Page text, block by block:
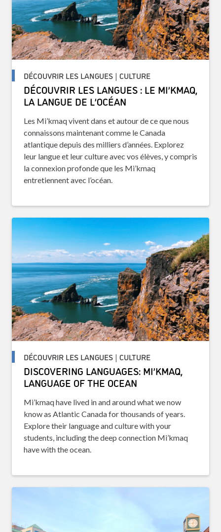
DÉCOUVRIR LES LANGUES | CULTURE
DÉCOUVRIR LES LANGUES : LE MI’KMAQ,
LA LANGUE DE L’OCÉAN
Les Mi’kmaq vivent dans et autour de ce que nous
connaissons maintenant comme le Canada
atlantique depuis des milliers d’années. Explorez
leur langue et leur culture avec vos élèves, y compris
la connexion profonde que les Mi’kmaq
entretiennent avec l’océan.
DÉCOUVRIR LES LANGUES | CULTURE
DISCOVERING LANGUAGES: MI’KMAQ,
LANGUAGE OF THE OCEAN
Mi’kmaq have lived in and around what we now
know as Atlantic Canada for thousands of years.
Explore their language and culture with your
students, including the deep connection Mi’kmaq
have with the ocean.